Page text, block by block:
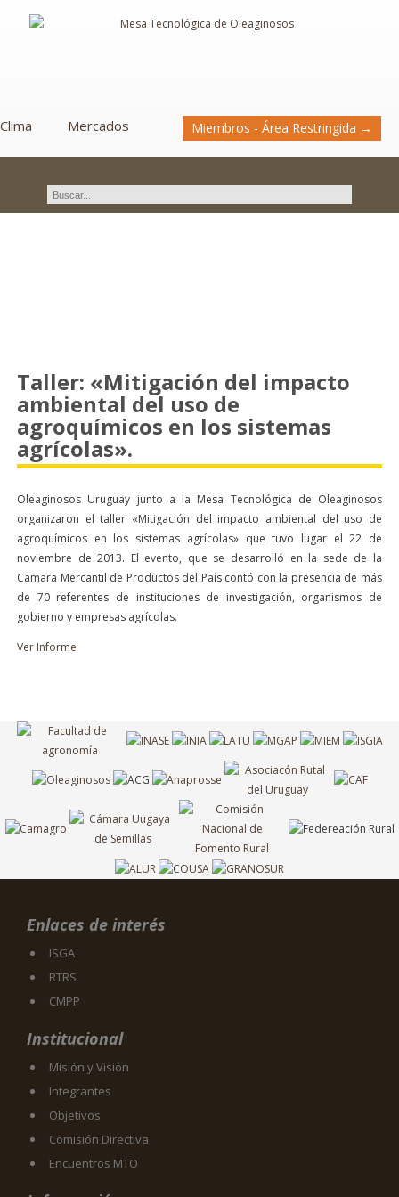
Clima Mercados Miembros - Área Restringida →
Taller: «Mitigación del impacto
ambiental del uso de
agroquímicos en los sistemas
agrícolas».
Oleaginosos Uruguay junto a la Mesa Tecnológica de Oleaginosos
organizaron el taller «Mitigación del impacto ambiental del uso de
agroquímicos en los sistemas agrícolas» que tuvo lugar el 22 de
noviembre de 2013. El evento, que se desarrolló en la sede de la
Cámara Mercantil de Productos del País contó con la presencia de más
de 70 referentes de instituciones de investigación, organismos de
gobierno y empresas agrícolas.
Ver Informe
Enlaces de interés
ISGA
RTRS
CMPP
Institucional
Misión y Visión
Integrantes
Objetivos
Comisión Directiva
Encuentros MTO